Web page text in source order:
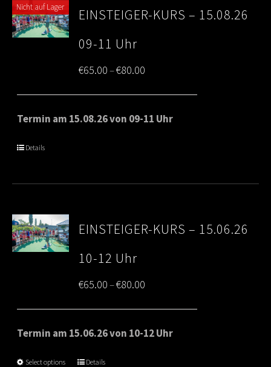
Nicht auf Lager
EINSTEIGER-KURS – 15.08.26
09-11 Uhr
€65.00–€80.00
range:
€65.00
Termin am 15.08.26 von 09-11 Uhr
Details
EINSTEIGER-KURS – 15.06.26
10-12 Uhr
€65.00–€80.00
range:
€65.00
Termin am 15.06.26 von 10-12 Uhr
Select options Details